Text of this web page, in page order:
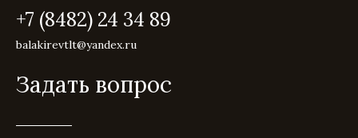
+7 (8482) 24 34 89
balakirevtlt@yandex.ru
Задать вопрос